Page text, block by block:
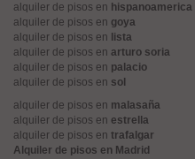
alquiler de pisos en hispanoamerica
alquiler de pisos en goya
alquiler de pisos en lista
alquiler de pisos en arturo soria
alquiler de pisos en palacio
alquiler de pisos en sol
alquiler de pisos en malasaña
alquiler de pisos en estrella
alquiler de pisos en trafalgar
Alquiler de pisos en Madrid